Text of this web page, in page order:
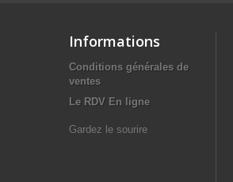
Informations
Conditions générales de
ventes
Le RDV En ligne
Gardez le sourire